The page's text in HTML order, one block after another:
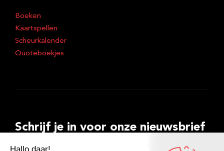
Boeken
Kaartspellen
Scheurkalender
Quoteboekjes
Schrijf je in voor onze nieuwsbrief